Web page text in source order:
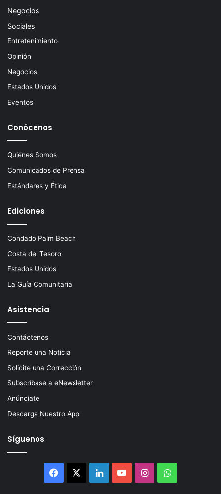
Negocios
Sociales
Entretenimiento
Opinión
Negocios
Estados Unidos
Eventos
Conócenos
Quiénes Somos
Comunicados de Prensa
Estándares y Ética
Ediciones
Condado Palm Beach
Costa del Tesoro
Estados Unidos
La Guía Comunitaria
Asistencia
Contáctenos
Reporte una Noticia
Solicite una Corrección
Subscríbase a eNewsletter
Anúnciate
Descarga Nuestro App
Síguenos
Facebook LinkedInYouTubeInstagramWhatsApp